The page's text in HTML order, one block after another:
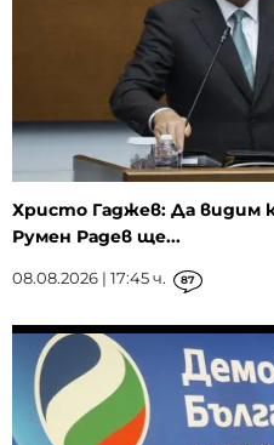
Христо Гаджев: Да видим
Румен Радев ще...
08.08.2026 | 17:45 ч. 87